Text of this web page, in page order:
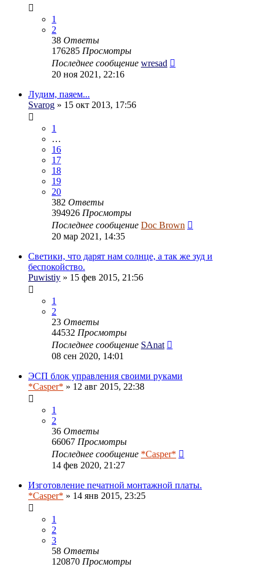
1
2
38 Ответы
176285 Просмотры
Последнее сообщение wresad
20 ноя 2021, 22:16
Лудим, паяем...
Svarog » 15 окт 2013, 17:56
1
…
16
17
18
19
20
382 Ответы
394926 Просмотры
Последнее сообщение Doc Brown
20 мар 2021, 14:35
Светики, что дарят нам солнце, а так же зуд и
беспокойство.
Puwistiy » 15 фев 2015, 21:56
1
2
23 Ответы
44532 Просмотры
Последнее сообщение SAnat
08 сен 2020, 14:01
ЭСП блок управления своими руками
*Casper* » 12 авг 2015, 22:38
1
2
36 Ответы
66067 Просмотры
Последнее сообщение *Casper*
14 фев 2020, 21:27
Изготовление печатной монтажной платы.
*Casper* » 14 янв 2015, 23:25
1
2
3
58 Ответы
120870 Просмотры